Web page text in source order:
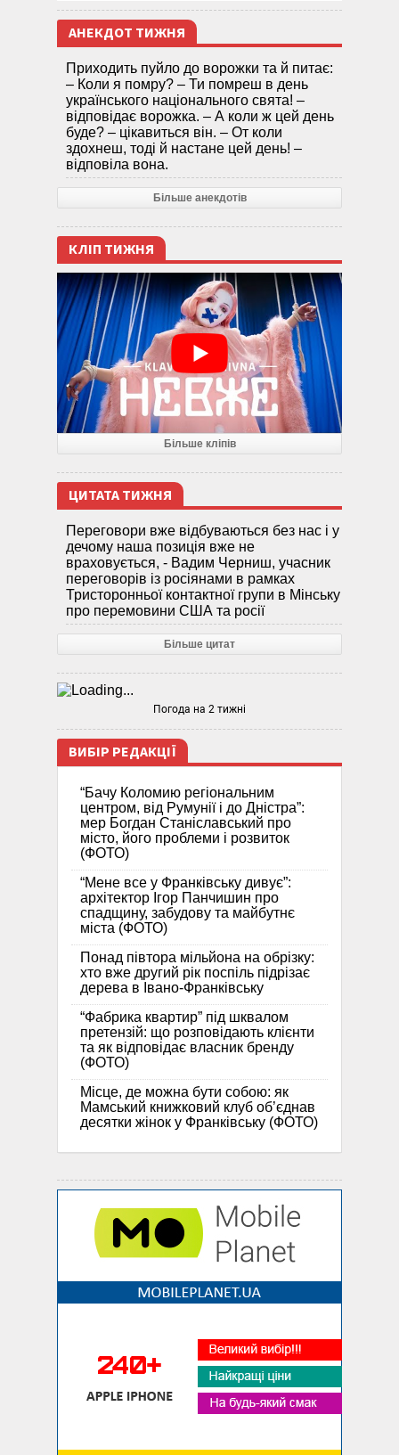
АНЕКДОТ ТИЖНЯ
Приходить пуйло до ворожки та й питає:
– Коли я помру? – Ти помреш в день
українського національного свята! –
відповідає ворожка. – А коли ж цей день
буде? – цікавиться він. – От коли
здохнеш, тоді й настане цей день! –
відповіла вона.
Більше анекдотів
КЛІП ТИЖНЯ
Більше кліпів
ЦИТАТА ТИЖНЯ
Переговори вже відбуваються без нас і у
дечому наша позиція вже не
враховується, - Вадим Черниш, учасник
переговорів із росіянами в рамках
Тристоронньої контактної групи в Мінську
про перемовини США та росії
Більше цитат
Погода на 2 тижні
ВИБІР РЕДАКЦІЇ
“Бачу Коломию регіональним
центром, від Румунії і до Дністра”:
мер Богдан Станіславський про
місто, його проблеми і розвиток
(ФОТО)
“Мене все у Франківську дивує”:
архітектор Ігор Панчишин про
спадщину, забудову та майбутнє
міста (ФОТО)
Понад півтора мільйона на обрізку:
хто вже другий рік поспіль підрізає
дерева в Івано-Франківську
“Фабрика квартир” під шквалом
претензій: що розповідають клієнти
та як відповідає власник бренду
(ФОТО)
Місце, де можна бути собою: як
Мамський книжковий клуб об’єднав
десятки жінок у Франківську (ФОТО)